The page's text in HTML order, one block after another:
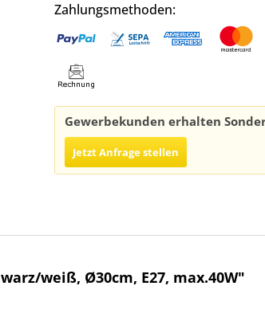
Zahlungsmethoden:
Gewerbekunden erhalten
Jetzt Anfrage stellen
weiß, Ø30cm, E27, max.40W"